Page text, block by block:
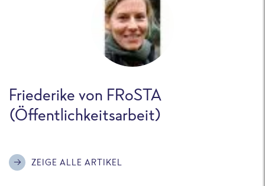
Friederike von FRoSTA
(Öffentlichkeitsarbeit)
ZEIGE ALLE ARTIKEL